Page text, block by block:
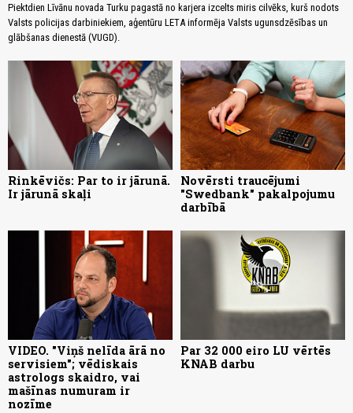
Piektdien Līvānu novada Turku pagastā no karjera izcelts miris cilvēks, kurš nodots
Valsts policijas darbiniekiem, aģentūru LETA informēja Valsts ugunsdzēsības un
glābšanas dienestā (VUGD).
Rinkēvičs: Par to ir jārunā.
Ir jārunā skaļi
Novērsti traucējumi
"Swedbank" pakalpojumu
darbībā
VIDEO. "Viņš nelīda ārā no
servisiem"; vēdiskais
astrologs skaidro, vai
mašīnas numuram ir
nozīme
Par 32 000 eiro LU vērtēs
KNAB darbu